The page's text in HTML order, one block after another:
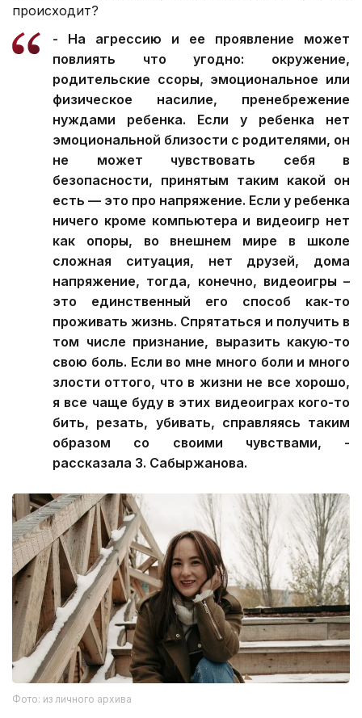
происходит?
- На агрессию и ее проявление может
повлиять что угодно: окружение,
родительские ссоры, эмоциональное или
физическое насилие, пренебрежение
нуждами ребенка. Если у ребенка нет
эмоциональной близости с родителями, он
не может чувствовать себя в
безопасности, принятым таким какой он
есть — это про напряжение. Если у ребенка
ничего кроме компьютера и видеоигр нет
как опоры, во внешнем мире в школе
сложная ситуация, нет друзей, дома
напряжение, тогда, конечно, видеоигры –
это единственный его способ как-то
проживать жизнь. Спрятаться и получить в
том числе признание, выразить какую-то
свою боль. Если во мне много боли и много
злости оттого, что в жизни не все хорошо,
я все чаще буду в этих видеоиграх кого-то
бить, резать, убивать, справляясь таким
образом со своими чувствами, -
рассказала З. Сабыржанова.
Фото: из личного архива